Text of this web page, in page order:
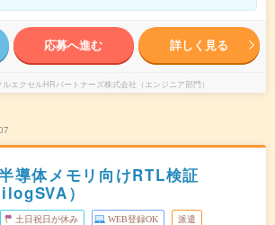
応募へ進む 詳しく見る
ルエクセルHRパートナーズ株式会社（エンジニア部門）
導体メモリ向けRTL検証
）
土日祝日が休み WEB登録OK 派遣